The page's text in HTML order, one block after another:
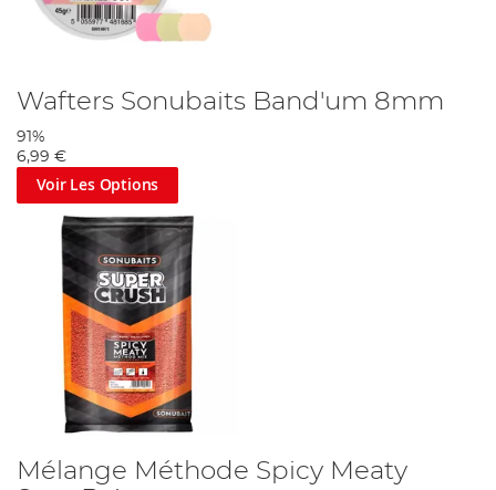
Wafters Sonubaits Band'um 8mm
91%
6,99 €
Voir Les Options
Mélange Méthode Spicy Meaty